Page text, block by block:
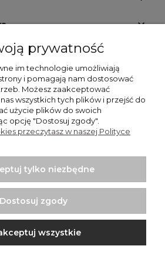
Went-Dom - wentylatory
przemysłowe, kratki nierdzewne |
26 Pawilon 29, 00-716 Warszawa |
| REGON: 012437058 | Email:
| Telefon:663 920 780
wykonanie:Ecommercy.pl
prywatność
im technologie umożliwiają
i pomagają nam dostosować
Możesz zaakceptować
wszystkich tych plików i przejść do
użycie plików do swoich
opcję "Dostosuj zgody".
przeczytasz w naszej Polityce
tylko niezbędne
Dostosuj zgody
wszystkie